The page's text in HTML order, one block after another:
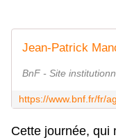
Jean-Patrick
BnF - Site
Cette journée, qui